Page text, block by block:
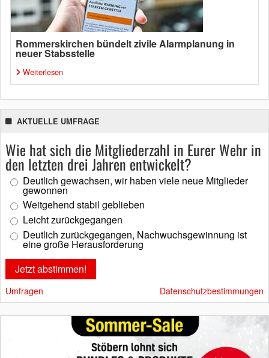
Rommerskirchen bündelt zivile Alarmplanung in
neuer Stabsstelle
Weiterlesen
AKTUELLE UMFRAGE
Wie hat sich die Mitgliederzahl in Eurer Wehr in
den letzten drei Jahren entwickelt?
Deutlich gewachsen, wir haben viele neue Mitglieder
gewonnen
Weitgehend stabil geblieben
Leicht zurückgegangen
Deutlich zurückgegangen, Nachwuchsgewinnung ist
eine große Herausforderung
Umfragen Datenschutzbestimmungen